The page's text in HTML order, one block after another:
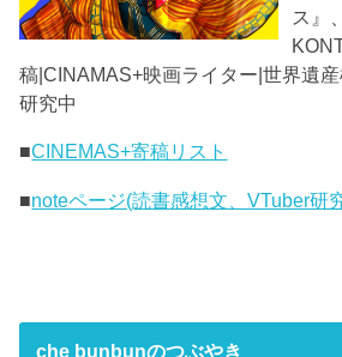
ス』
稿|CINAMAS+映画ライター|世界遺
研究中
■CINEMAS+寄稿リスト
■noteページ(読書感想文、VTuber研
che bunbunのつぶやき